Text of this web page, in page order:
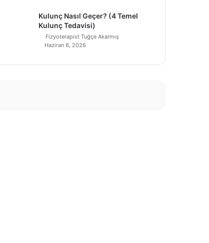
Kulunç Nasıl Geçer? (4 Temel
Kulunç Tedavisi)
Fizyoterapist Tuğçe Akarmış
Haziran 6, 2026